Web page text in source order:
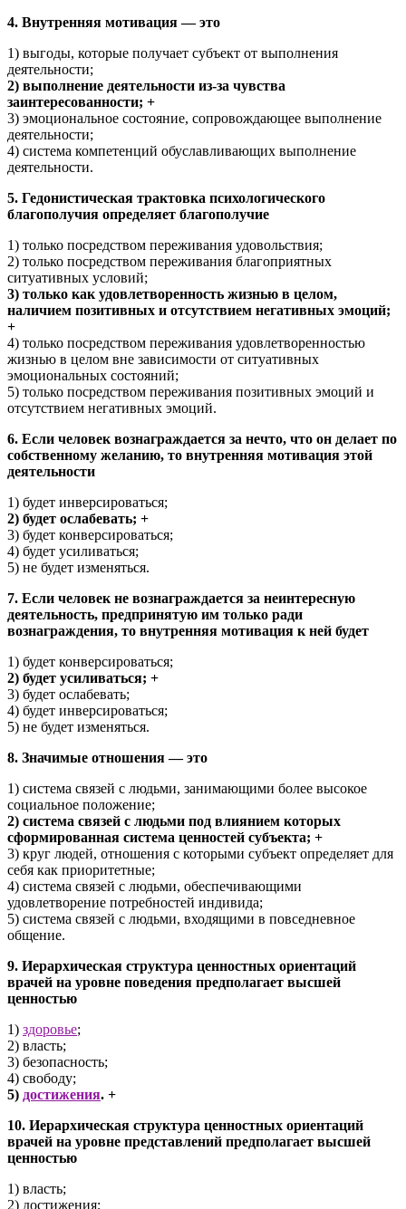
4. Внутренняя мотивация — это
1) выгоды, которые получает субъект от выполнения
деятельности;
2) выполнение деятельности из-за чувства
заинтересованности; +
3) эмоциональное состояние, сопровождающее выполнение
деятельности;
4) система компетенций обуславливающих выполнение
деятельности.
5. Гедонистическая трактовка психологического
благополучия определяет благополучие
1) только посредством переживания удовольствия;
2) только посредством переживания благоприятных
ситуативных условий;
3) только как удовлетворенность жизнью в целом,
наличием позитивных и отсутствием негативных эмоций;
+
4) только посредством переживания удовлетворенностью
жизнью в целом вне зависимости от ситуативных
эмоциональных состояний;
5) только посредством переживания позитивных эмоций и
отсутствием негативных эмоций.
6. Если человек вознаграждается за нечто, что он делает по
собственному желанию, то внутренняя мотивация этой
деятельности
1) будет инверсироваться;
2) будет ослабевать; +
3) будет конверсироваться;
4) будет усиливаться;
5) не будет изменяться.
7. Если человек не вознаграждается за неинтересную
деятельность, предпринятую им только ради
вознаграждения, то внутренняя мотивация к ней будет
1) будет конверсироваться;
2) будет усиливаться; +
3) будет ослабевать;
4) будет инверсироваться;
5) не будет изменяться.
8. Значимые отношения — это
1) система связей с людьми, занимающими более высокое
социальное положение;
2) система связей с людьми под влиянием которых
сформированная система ценностей субъекта; +
3) круг людей, отношения с которыми субъект определяет для
себя как приоритетные;
4) система связей с людьми, обеспечивающими
удовлетворение потребностей индивида;
5) система связей с людьми, входящими в повседневное
общение.
9. Иерархическая структура ценностных ориентаций
врачей на уровне поведения предполагает высшей
ценностью
1) здоровье;
2) власть;
3) безопасность;
4) свободу;
5) достижения. +
10. Иерархическая структура ценностных ориентаций
врачей на уровне представлений предполагает высшей
ценностью
1) власть;
2) достижения;